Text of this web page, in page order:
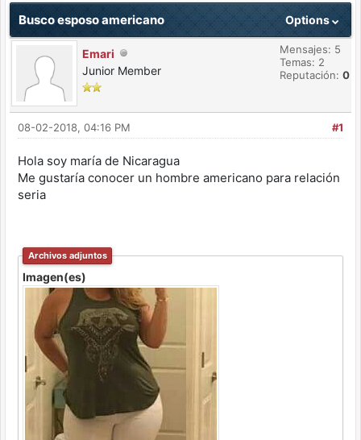
Options
Busco esposo americano
Emari
Junior Member
Mensajes: 5
Temas: 2
Reputación: 0
#1
08-02-2018, 04:16 PM
Hola soy maría de Nicaragua
Me gustaría conocer un hombre americano para relación
seria
Archivos adjuntos
Imagen(es)